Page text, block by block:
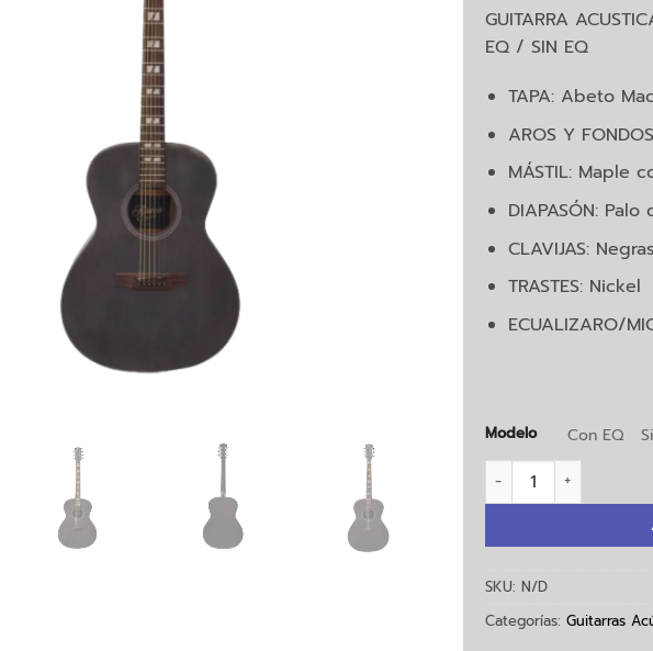
GUITARRA
EQ / SIN EQ
TAPA: Abeto
AROS Y
MÁSTIL: Maple
DIAPASÓN: Palo
CLAVIJAS:
TRASTES: Nickel
ECUALIZARO/
Modelo Con EQ
Guitarra Acústica
SKU: N/D
Categorías: Guitarras